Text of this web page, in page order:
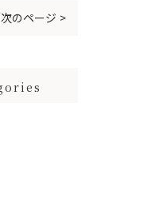
次のページ >